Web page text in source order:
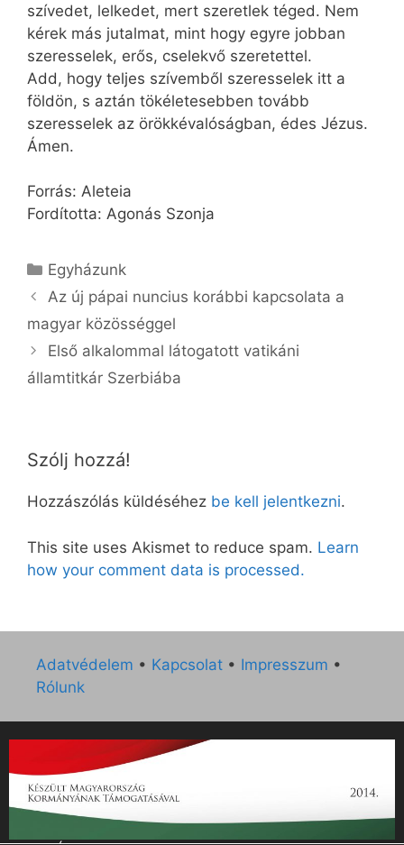
szívedet, lelkedet, mert szeretlek téged. Nem
kérek más jutalmat, mint hogy egyre jobban
szeresselek, erős, cselekvő szeretettel.
Add, hogy teljes szívemből szeresselek itt a
földön, s aztán tökéletesebben tovább
szeresselek az örökkévalóságban, édes Jézus.
Ámen.
Forrás: Aleteia
Fordította: Agonás Szonja
Kategória
Egyházunk
Az új pápai nuncius korábbi kapcsolata a
magyar közösséggel
Első alkalommal látogatott vatikáni
államtitkár Szerbiába
Szólj hozzá!
Hozzászólás küldéséhez be kell jelentkezni.
This site uses Akismet to reduce spam. Learn
how your comment data is processed.
Adatvédelem • Kapcsolat • Impresszum •
Rólunk